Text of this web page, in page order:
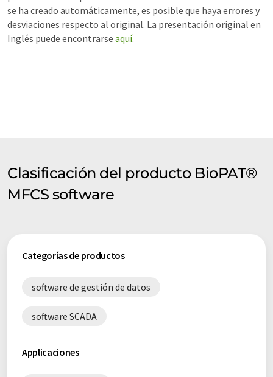
se ha creado automáticamente, es posible que haya errores y
desviaciones respecto al original. La presentación original en
Inglés puede encontrarse aquí.
Clasificación del producto BioPAT®
MFCS software
Categorías de productos
software de gestión de datos
software SCADA
Applicaciones